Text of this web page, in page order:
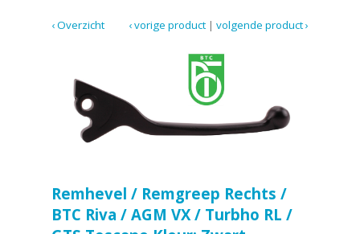
‹ Overzicht volgende product ›
|
‹ vorige product
Remhevel / Remgreep Rechts /
BTC Riva / AGM VX / Turbho RL /